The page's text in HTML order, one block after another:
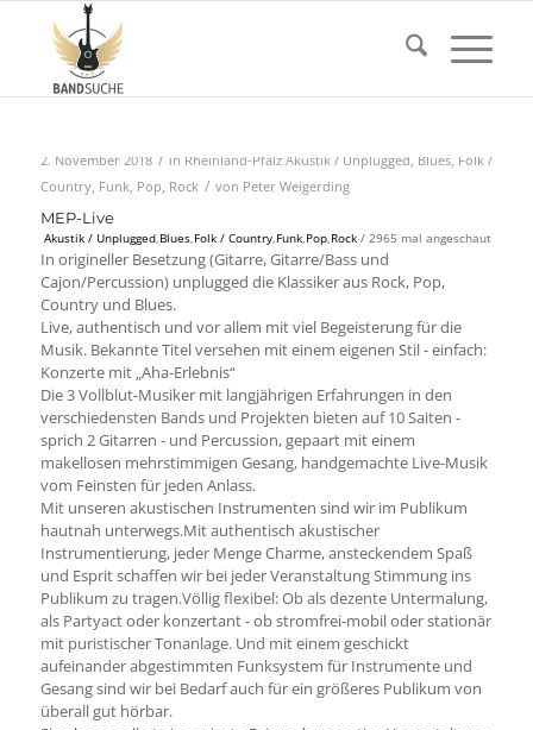
2. November 2018 / in Rheinland-Pfalz Akustik / Unplugged, Blues, Folk /
Country, Funk, Pop, Rock / von Peter Weigerding
MEP-Live
Akustik / Unplugged,Blues,Folk / Country,Funk,Pop,Rock/ 2965 mal angeschaut
In origineller Besetzung (Gitarre, Gitarre/Bass und
Cajon/Percussion) unplugged die Klassiker aus Rock, Pop,
Country und Blues.
Live, authentisch und vor allem mit viel Begeisterung für die
Musik. Bekannte Titel versehen mit einem eigenen Stil - einfach:
Konzerte mit „Aha-Erlebnis“
Die 3 Vollblut-Musiker mit langjährigen Erfahrungen in den
verschiedensten Bands und Projekten bieten auf 10 Saiten -
sprich 2 Gitarren - und Percussion, gepaart mit einem
makellosen mehrstimmigen Gesang, handgemachte Live-Musik
vom Feinsten für jeden Anlass.
Mit unseren akustischen Instrumenten sind wir im Publikum
hautnah unterwegs.Mit authentisch akustischer
Instrumentierung, jeder Menge Charme, ansteckendem Spaß
und Esprit schaffen wir bei jeder Veranstaltung Stimmung ins
Publikum zu tragen.Völlig flexibel: Ob als dezente Untermalung,
als Partyact oder konzertant - ob stromfrei-mobil oder stationär
mit puristischer Tonanlage. Und mit einem geschickt
aufeinander abgestimmten Funksystem für Instrumente und
Gesang sind wir bei Bedarf auch für ein größeres Publikum von
überall gut hörbar.